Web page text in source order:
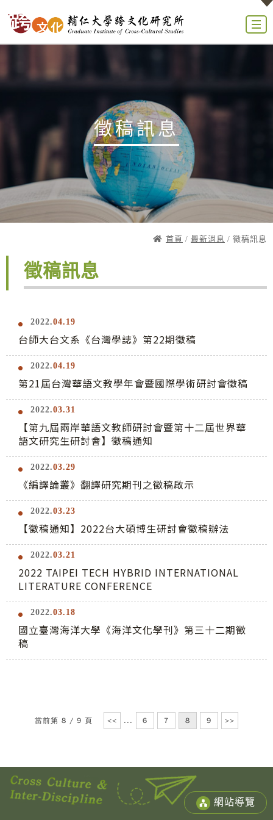
徵稿訊息
首頁 / 最新消息 / 徵稿訊息
徵稿訊息
2022.04.19
台師大台文系《台灣學誌》第22期徵稿
2022.04.19
第21屆台灣華語文教學年會暨國際學術研討會徵稿
2022.03.31
【第九屆兩岸華語文教師研討會暨第十二屆世界華
語文研究生研討會】徵稿通知
2022.03.29
《編譯論叢》翻譯研究期刊之徵稿啟示
2022.03.23
【徵稿通知】2022台大碩博生研討會徵稿辦法
2022.03.21
2022 TAIPEI TECH HYBRID INTERNATIONAL
LITERATURE CONFERENCE
2022.03.18
國立臺灣海洋大學《海洋文化學刊》第三十二期徵
稿
當前第 8 / 9 頁 << ... 6 7 8 9 >>
網站導覽